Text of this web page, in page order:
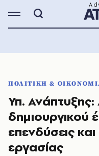
ΠΟΛΙΤΙΚΗ &
Υπ.
δημιουργικού
επενδύσεις
εργασίας